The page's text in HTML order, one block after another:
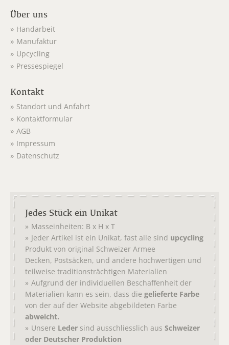
Über uns
Handarbeit
Manufaktur
Upcycling
Pressespiegel
Kontakt
Standort und Anfahrt
Kontaktformular
AGB
Impressum
Datenschutz
Jedes Stück ein Unikat
Masseinheiten: B x H x T
Jeder Artikel ist ein Unikat, fast alle sind upcycling
Produkt von original Schweizer Armee
Decken, Postsäcken, und andere hochwertigen und
teilweise traditionsträchtigen Materialien
Aufgrund der individuellen Beschaffenheit der
Materialien kann es sein, dass die gelieferte Farbe
von der auf der Website abgebildeten Farbe
abweicht.
Unsere Leder sind ausschliesslich aus Schweizer
oder Deutscher Produktion